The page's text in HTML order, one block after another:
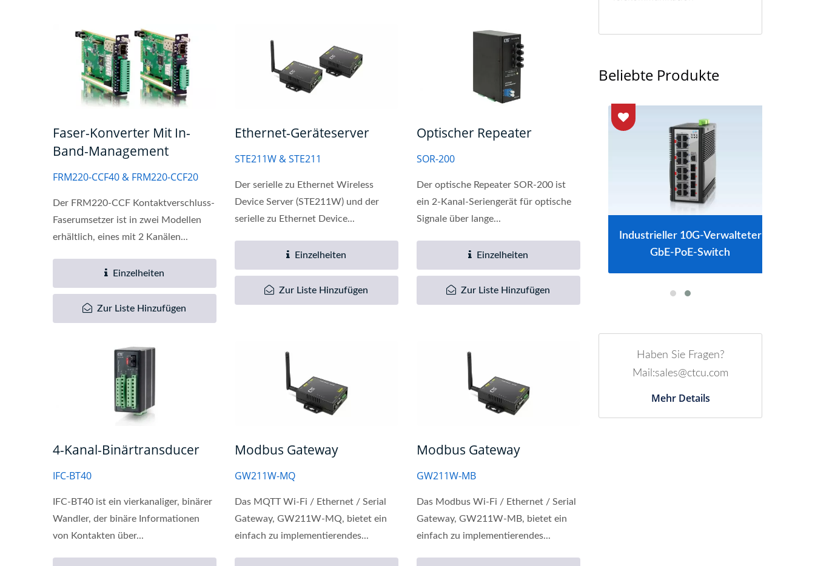
Faser-Konverter Mit In-
Band-Management
FRM220-CCF40 & FRM220-CCF20
Der FRM220-CCF Kontaktverschluss-
Faserumsetzer ist in zwei Modellen
erhältlich, eines mit 2 Kanälen...
Einzelheiten
Zur Liste Hinzufügen
Ethernet-Geräteserver
STE211W & STE211
Der serielle zu Ethernet Wireless
Device Server (STE211W) und der
serielle zu Ethernet Device...
Einzelheiten
Zur Liste Hinzufügen
Optischer Repeater
SOR-200
Der optische Repeater SOR-200 ist
ein 2-Kanal-Seriengerät für optische
Signale über lange...
Einzelheiten
Zur Liste Hinzufügen
4-Kanal-Binärtransducer
IFC-BT40
IFC-BT40 ist ein vierkanaliger, binärer
Wandler, der binäre Informationen
von Kontakten über...
Modbus Gateway
GW211W-MQ
Das MQTT Wi-Fi / Ethernet / Serial
Gateway, GW211W-MQ, bietet ein
einfach zu implementierendes...
Modbus Gateway
GW211W-MB
Das Modbus Wi-Fi / Ethernet / Serial
Gateway, GW211W-MB, bietet ein
einfach zu implementierendes...
Beliebte Produkte
L2-Verwalteter PoE-Switch
GbE-PoE-Switch
Industrieller 10G-Verwalteter
GbE-PoE-Switch
Haben Sie Fragen?
Mail:sales@ctcu.com
Mehr Details